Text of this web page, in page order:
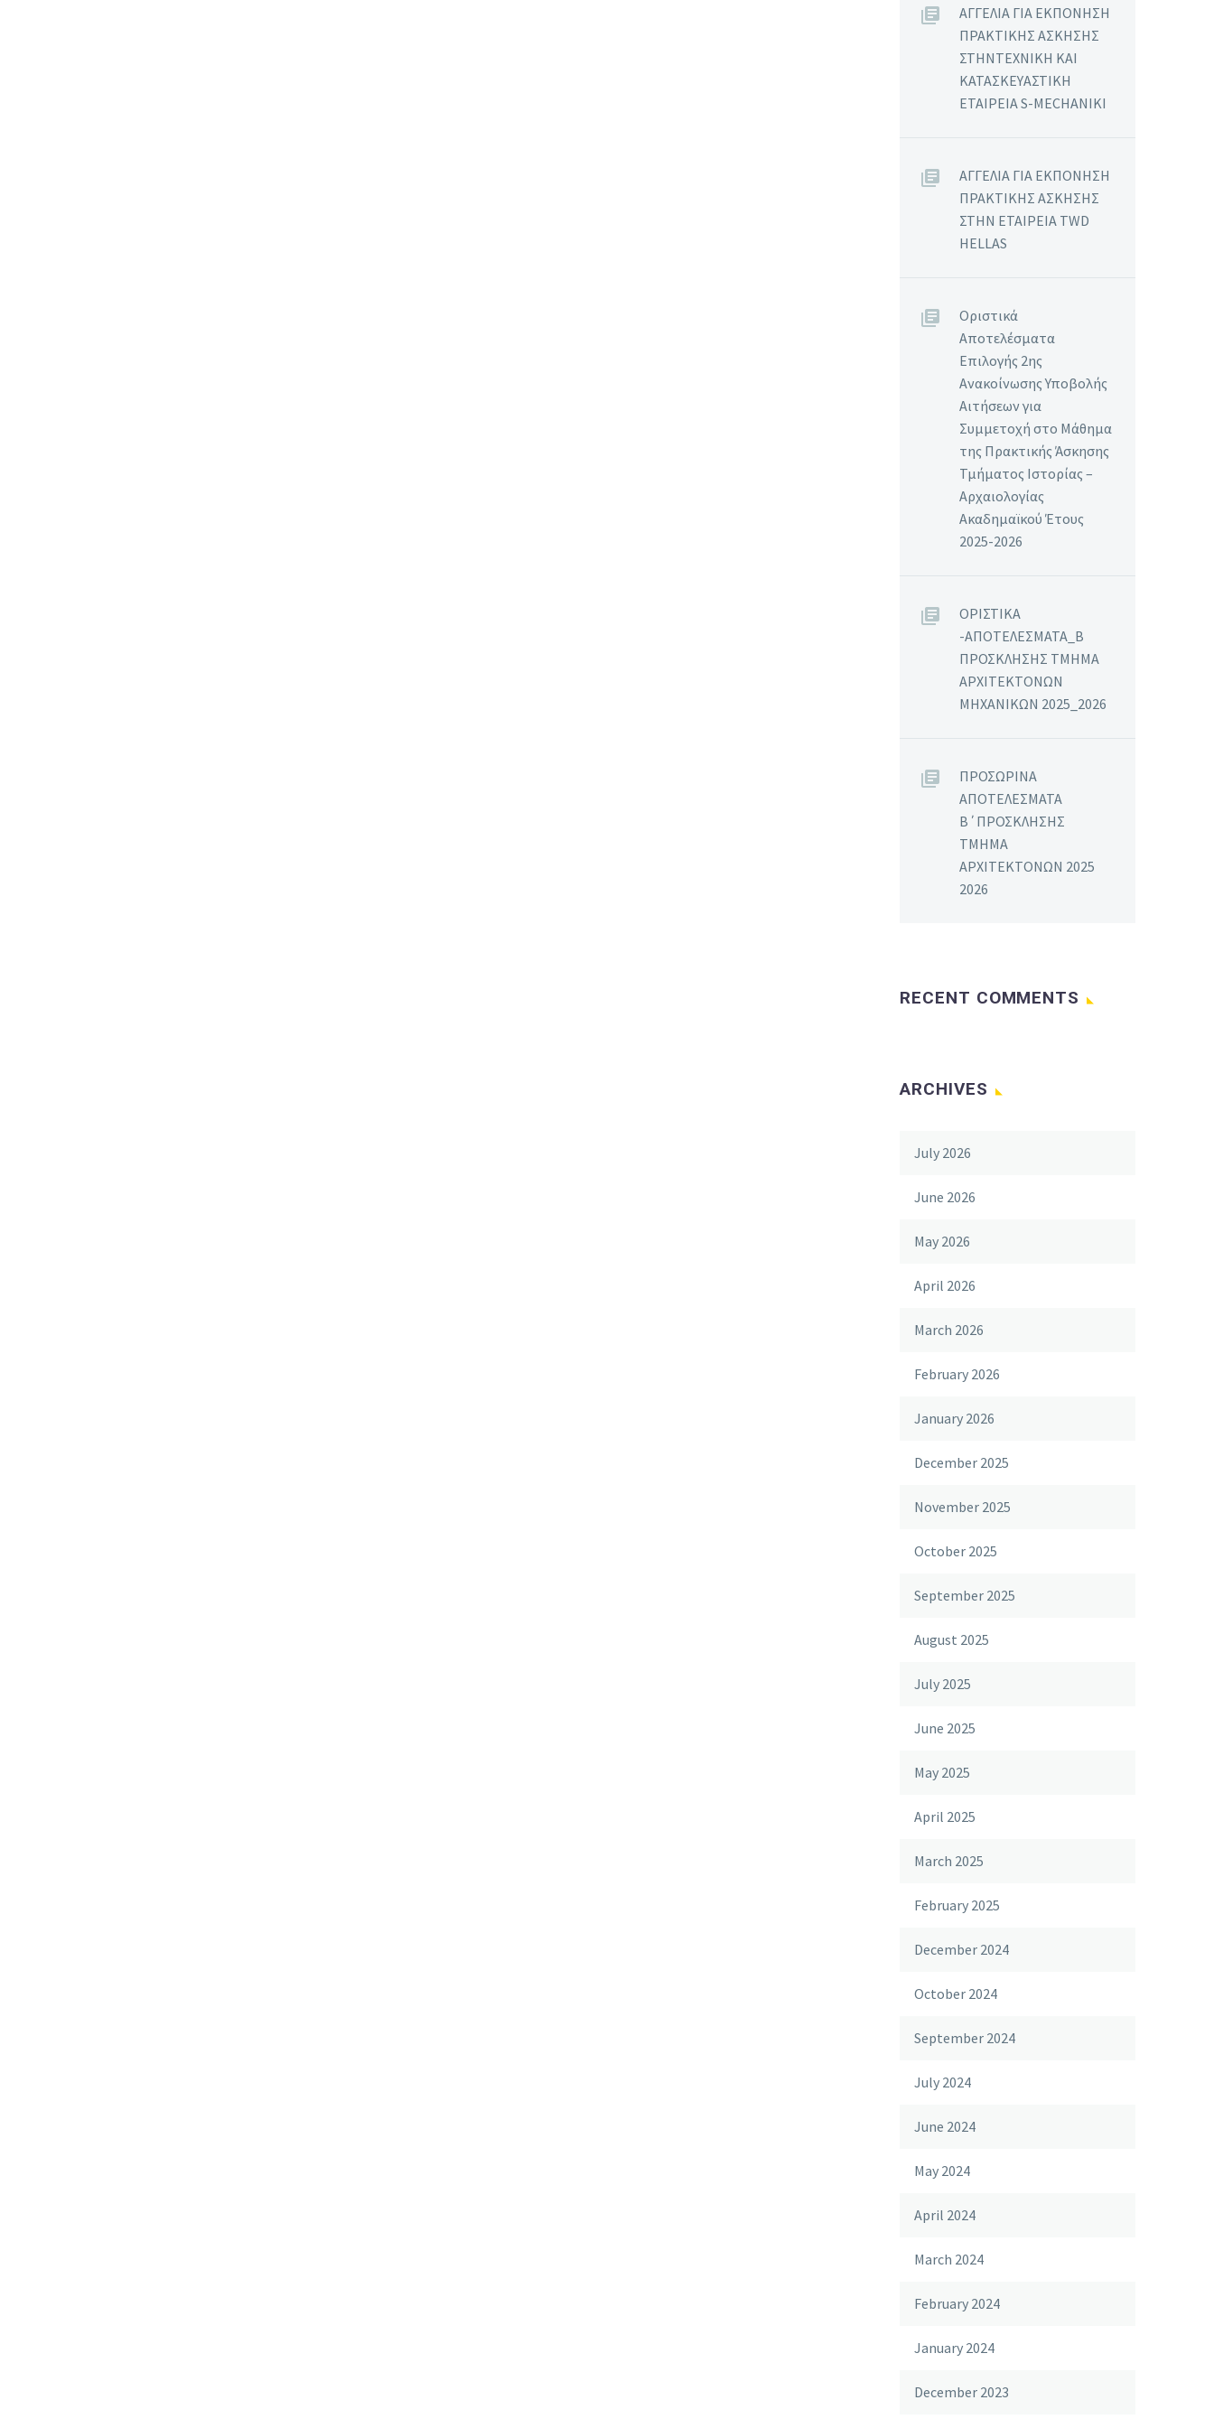
ΑΓΓΕΛΙΑ ΓΙΑ ΕΚΠΟΝΗΣΗ
ΠΡΑΚΤΙΚΗΣ ΑΣΚΗΣΗΣ
ΣΤΗΝΤΕΧΝΙΚΗ ΚΑΙ
ΚΑΤΑΣΚΕΥΑΣΤΙΚΗ
ΕΤΑΙΡΕΙΑ S-MECHANIKI
ΑΓΓΕΛΙΑ ΓΙΑ ΕΚΠΟΝΗΣΗ
ΠΡΑΚΤΙΚΗΣ ΑΣΚΗΣΗΣ
ΣΤΗΝ ΕΤΑΙΡΕΙΑ TWD
HELLAS
Οριστικά
Αποτελέσματα
Επιλογής 2ης
Ανακοίνωσης Υποβολής
Αιτήσεων για
Συμμετοχή στο Μάθημα
της Πρακτικής Άσκησης
Τμήματος Ιστορίας –
Αρχαιολογίας
Ακαδημαϊκού Έτους
2025-2026
ΟΡΙΣΤΙΚΑ
-ΑΠΟΤΕΛΕΣΜΑΤΑ_Β
ΠΡΟΣΚΛΗΣΗΣ ΤΜΗΜΑ
ΑΡΧΙΤΕΚΤΟΝΩΝ
ΜΗΧΑΝΙΚΩΝ 2025_2026
ΠΡΟΣΩΡΙΝΑ
ΑΠΟΤΕΛΕΣΜΑΤΑ
Β΄ΠΡΟΣΚΛΗΣΗΣ
ΤΜΗΜΑ
ΑΡΧΙΤΕΚΤΟΝΩΝ 2025
2026
RECENT COMMENTS
ARCHIVES
July 2026
June 2026
May 2026
April 2026
March 2026
February 2026
January 2026
December 2025
November 2025
October 2025
September 2025
August 2025
July 2025
June 2025
May 2025
April 2025
March 2025
February 2025
December 2024
October 2024
September 2024
July 2024
June 2024
May 2024
April 2024
March 2024
February 2024
January 2024
December 2023